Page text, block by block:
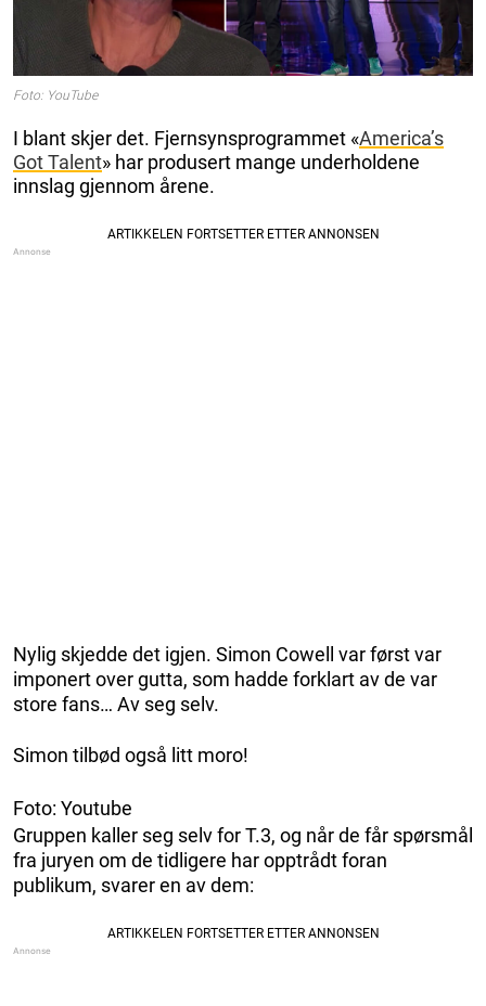
Foto: YouTube
I blant skjer det. Fjernsynsprogrammet «America’s
Got Talent» har produsert mange underholdene
innslag gjennom årene.
Nylig skjedde det igjen. Simon Cowell var først var
imponert over gutta, som hadde forklart av de var
store fans… Av seg selv.
Simon tilbød også litt moro!
Foto: Youtube
Gruppen kaller seg selv for T.3, og når de får spørsmål
fra juryen om de tidligere har opptrådt foran
publikum, svarer en av dem: